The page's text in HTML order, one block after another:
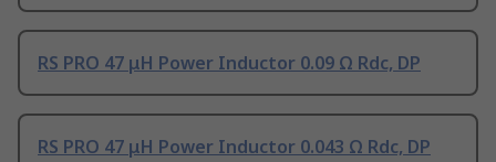
RS PRO 47 μH Power Inductor 0.09 Ω Rdc, DP
RS PRO 47 μH Power Inductor 0.043 Ω Rdc, DP